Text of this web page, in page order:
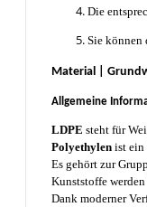
Die
Sie können
Material |
Allgemeine
LDPE steht für
Polyethylen ist ein
Es gehört zur
Kunststoffe
Dank moderner